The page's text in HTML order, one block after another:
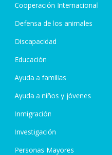
Cooperación Internacional
Defensa de los animales
Discapacidad
Educación
Ayuda a familias
Ayuda a niños y jóvenes
Inmigración
Investigación
Personas Mayores